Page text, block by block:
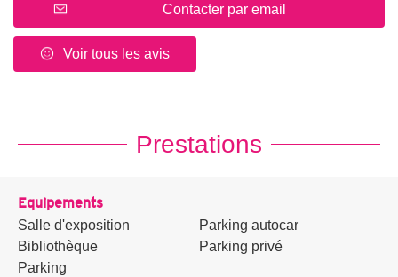
Contacter par email
Voir tous les avis
Prestations
Equipements
Salle d'exposition
Bibliothèque
Parking
Parking autocar
Parking privé